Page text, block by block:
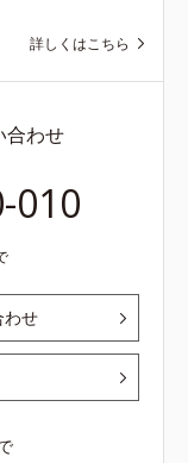
詳しくはこちら
合わせ
010
わせ